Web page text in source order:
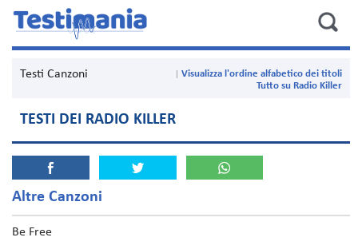
Testi Canzoni
Visualizza l'ordine alfabetico dei titoli
Tutto su Radio Killer
TESTI DEI RADIO KILLER
Altre Canzoni
Be Free